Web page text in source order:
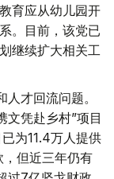
育应从幼儿园开
。目前，该党已
继续扩大相关工
才回流问题。
文凭赴乡村”项目
为11.4万人提供
但近三年仍有